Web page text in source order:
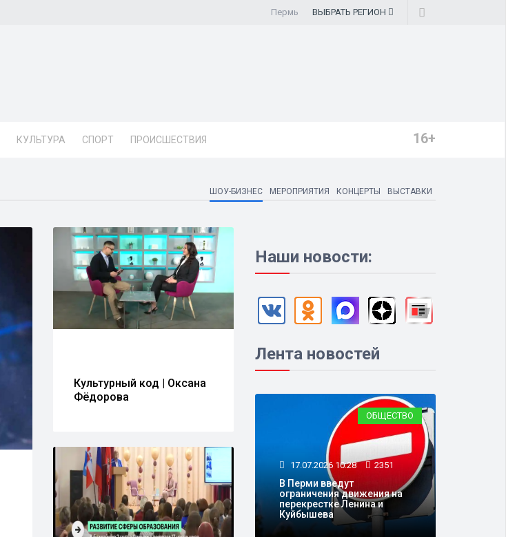
Пермь ВЫБРАТЬ РЕГИОН
КУЛЬТУРА СПОРТ ПРОИСШЕСТВИЯ 16+
ШОУ-БИЗНЕС МЕРОПРИЯТИЯ КОНЦЕРТЫ ВЫСТАВКИ
Культурный код | Оксана
Фёдорова
Наши новости:
Лента новостей
ОБЩЕСТВО
17.07.2026 10:28 2351
В Перми введут
ограничения движения на
перекрестке Ленина и
Куйбышева